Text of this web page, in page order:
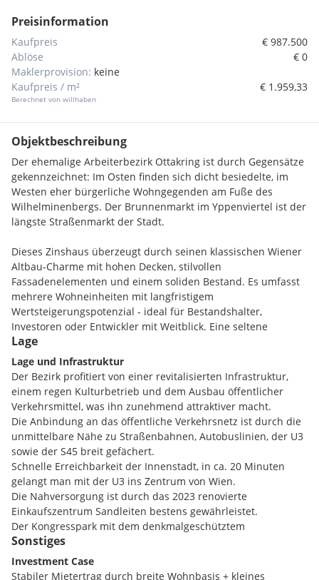
Preisinformation
Kaufpreis
€ 987.500
Ablöse
€ 0
Maklerprovision: keine
Kaufpreis / m²
Berechnet von willhaben
€ 1.959,33
Objektbeschreibung
Der ehemalige Arbeiterbezirk Ottakring ist durch Gegensätze
gekennzeichnet: Im Osten finden sich dicht besiedelte, im
Westen eher bürgerliche Wohngegenden am Fuße des
Wilhelminenbergs. Der Brunnenmarkt im Yppenviertel ist der
längste Straßenmarkt der Stadt.
Dieses Zinshaus überzeugt durch seinen klassischen Wiener
Altbau-Charme mit hohen Decken, stilvollen
Fassadenelementen und einem soliden Bestand. Es umfasst
mehrere Wohneinheiten mit langfristigem
Wertsteigerungspotenzial - ideal für Bestandshalter,
Investoren oder Entwickler mit Weitblick. Eine seltene
Investitionschance mit nachhaltigem Potential.
Key Facts
Adresse: Heigerleinstraße 5, 1160 Wien/Ottakring
Gebäude: klassisches Gründerzeithaus um 1897 in solider
Massivbauweise
(Souterrain/EG/Hochparterre/1.OG/2.OG/3.OG/Rohdachboden
)
Einheiten: aktuell 11 Bestandseinheiten (9 Wohnungen/1
Geschäftslokal/1 Lager)
Grundstücksfläche: 384 m²
Wohnnutzfläche: ca. 504 m²
Status: überwiegend vermietet (Mischbestand)
Flächenwidmung: Gemischtes Baugebiet, Schutzzone,
Bauklasse III, geschlossene Bauweise, besondere
Lage
Lage und Infrastruktur
Der Bezirk profitiert von einer revitalisierten Infrastruktur,
einem regen Kulturbetrieb und dem Ausbau öffentlicher
Verkehrsmittel, was ihn zunehmend attraktiver macht.
Die Anbindung an das öffentliche Verkehrsnetz ist durch die
unmittelbare Nähe zu Straßenbahnen, Autobuslinien, der U3
sowie der S45 breit gefächert.
Schnelle Erreichbarkeit der Innenstadt, in ca. 20 Minuten
gelangt man mit der U3 ins Zentrum von Wien.
Die Nahversorgung ist durch das 2023 renovierte
Einkaufszentrum Sandleiten bestens gewährleistet.
Der Kongresspark mit dem denkmalgeschütztem
Kongressbad sowie das Ausflugsgebiet Wilhelminenberg
befinden sich in fußläufiger Gehdistanz.
Sonstiges
Investment Case
Stabiler Mietertrag durch breite Wohnbasis + kleines